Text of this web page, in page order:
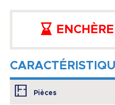
Pièces